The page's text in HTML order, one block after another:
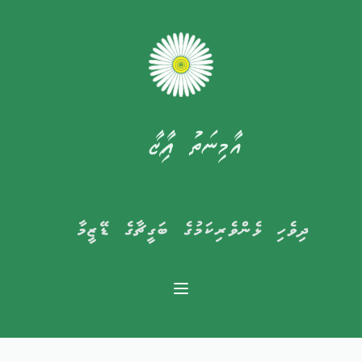
އާމިނަތު ފާއިޒާ
ދިވެހި ޅެންވެރިކަމުގެ ބަގީޗާގެ ޑޭޒީމާ